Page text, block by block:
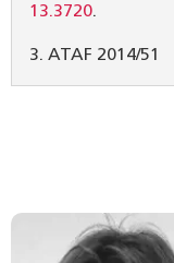
13.3720.
3. ATAF 2014/51